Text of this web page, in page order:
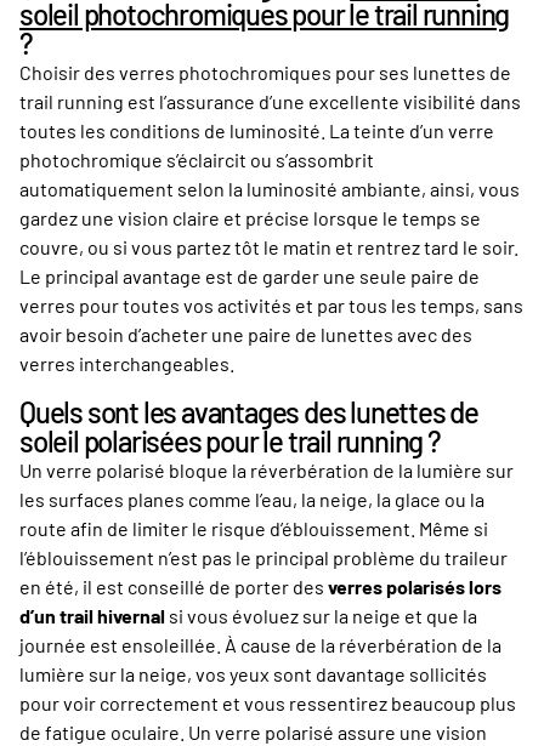
soleil photochromiques pour le trail running
?
Choisir des verres photochromiques pour ses lunettes de
trail running est l’assurance d’une excellente visibilité dans
toutes les conditions de luminosité. La teinte d’un verre
photochromique s’éclaircit ou s’assombrit
automatiquement selon la luminosité ambiante, ainsi, vous
gardez une vision claire et précise lorsque le temps se
couvre, ou si vous partez tôt le matin et rentrez tard le soir.
Le principal avantage est de garder une seule paire de
verres pour toutes vos activités et par tous les temps, sans
avoir besoin d’acheter une paire de lunettes avec des
verres interchangeables.
Quels sont les avantages des lunettes de
soleil polarisées pour le trail running ?
Un verre polarisé bloque la réverbération de la lumière sur
les surfaces planes comme l’eau, la neige, la glace ou la
route afin de limiter le risque d’éblouissement. Même si
l’éblouissement n’est pas le principal problème du traileur
en été, il est conseillé de porter des verres polarisés lors
d’un trail hivernal si vous évoluez sur la neige et que la
journée est ensoleillée. À cause de la réverbération de la
lumière sur la neige, vos yeux sont davantage sollicités
pour voir correctement et vous ressentirez beaucoup plus
de fatigue oculaire. Un verre polarisé assure une vision